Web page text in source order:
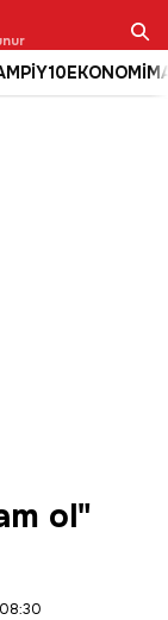
EKONOMİ
Ara
ol"
08:30